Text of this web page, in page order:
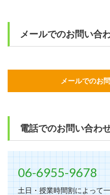
メールでのお問い合
メールでのお
電話でのお問い合わ
06-6955-9678
土日・授業時間割によって